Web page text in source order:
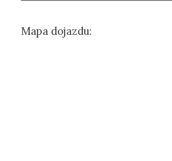
Mapa dojazdu: